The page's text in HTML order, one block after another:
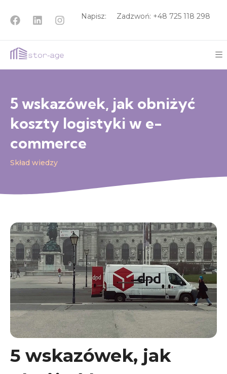
Napisz: Zadzwoń: +48 725 118 298
5 wskazówek, jak obniżyć
koszty logistyki w e-
commerce
Skład wiedzy
5 wskazówek, jak